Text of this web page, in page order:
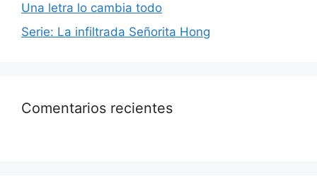
Una letra lo cambia todo
Serie: La infiltrada Señorita Hong
Comentarios recientes